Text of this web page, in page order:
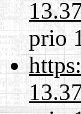
prio